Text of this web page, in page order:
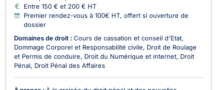
Entre 150 € et 200 € HT
Premier rendez-vous à 100€ HT, offert si ouverture de
dossier
Domaines de droit : Cours de cassation et conseil d'Etat
Dommage Corporel et Responsabilité civile
Droit de Roulage
et Permis de conduire
Droit du Numérique et internet Droit
Pénal Droit Pénal des Affaires